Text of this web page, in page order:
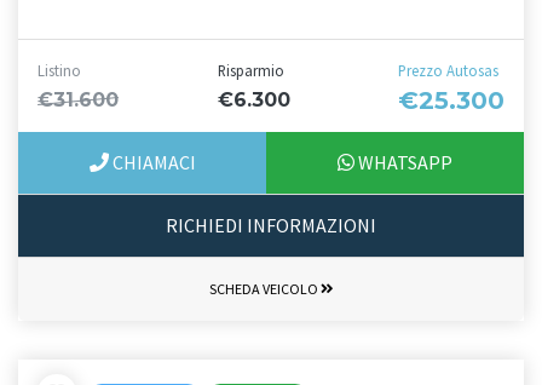
Listino
€31.600
Risparmio
€6.300
Prezzo Autosas
€25.300
CHIAMACI WHATSAPP
RICHIEDI INFORMAZIONI
SCHEDA VEICOLO